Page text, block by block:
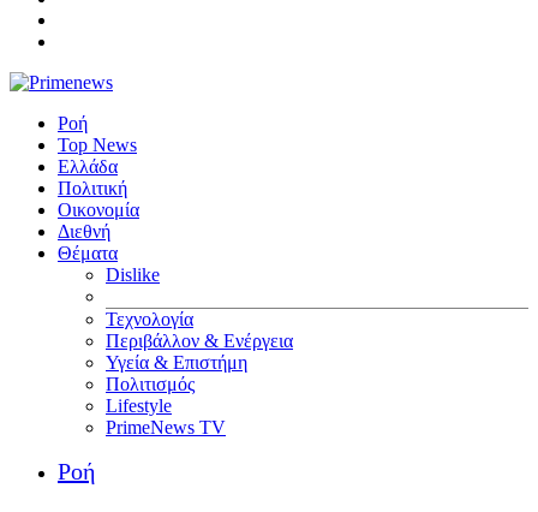
Ροή
Top News
Ελλάδα
Πολιτική
Οικονομία
Διεθνή
Θέματα
Dislike
Τεχνολογία
Περιβάλλον & Ενέργεια
Υγεία & Επιστήμη
Πολιτισμός
Lifestyle
PrimeNews TV
Ροή